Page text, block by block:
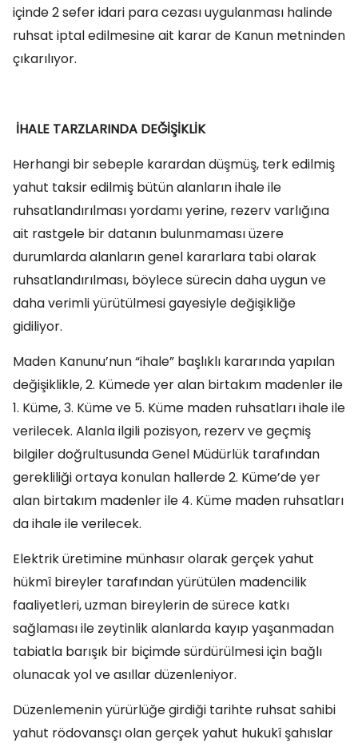
içinde 2 sefer idari para cezası uygulanması halinde
ruhsat iptal edilmesine ait karar de Kanun metninden
çıkarılıyor.
İHALE TARZLARINDA DEĞİŞİKLİK
Herhangi bir sebeple karardan düşmüş, terk edilmiş
yahut taksir edilmiş bütün alanların ihale ile
ruhsatlandırılması yordamı yerine, rezerv varlığına
ait rastgele bir datanın bulunmaması üzere
durumlarda alanların genel kararlara tabi olarak
ruhsatlandırılması, böylece sürecin daha uygun ve
daha verimli yürütülmesi gayesiyle değişikliğe
gidiliyor.
Maden Kanunu’nun “ihale” başlıklı kararında yapılan
değişiklikle, 2. Kümede yer alan birtakım madenler ile
1. Küme, 3. Küme ve 5. Küme maden ruhsatları ihale ile
verilecek. Alanla ilgili pozisyon, rezerv ve geçmiş
bilgiler doğrultusunda Genel Müdürlük tarafından
gerekliliği ortaya konulan hallerde 2. Küme’de yer
alan birtakım madenler ile 4. Küme maden ruhsatları
da ihale ile verilecek.
Elektrik üretimine münhasır olarak gerçek yahut
hükmî bireyler tarafından yürütülen madencilik
faaliyetleri, uzman bireylerin de sürece katkı
sağlaması ile zeytinlik alanlarda kayıp yaşanmadan
tabiatla barışık bir biçimde sürdürülmesi için bağlı
olunacak yol ve asıllar düzenleniyor.
Düzenlemenin yürürlüğe girdiği tarihte ruhsat sahibi
yahut rödovansçı olan gerçek yahut hukukî şahıslar